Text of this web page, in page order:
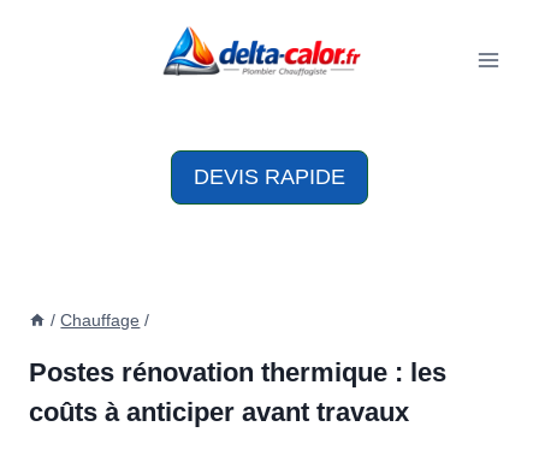
DEVIS RAPIDE
/ Chauffage /
Postes rénovation thermique : les
coûts à anticiper avant travaux